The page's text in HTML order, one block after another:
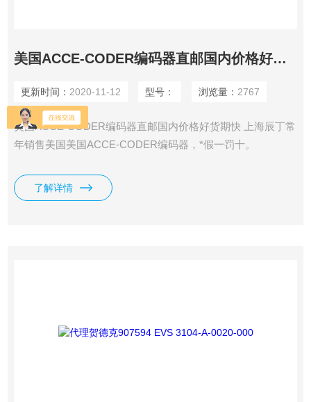
美国ACCE-CODER编码器直邮国内价格好货期快
更新时间： 2020-11-12 型号： 浏览量： 2767
美国ACCE-CODER编码器直邮国内价格好货期快 上海辰丁常
年销售美国美国ACCE-CODER编码器，*假一罚十。
了解详情